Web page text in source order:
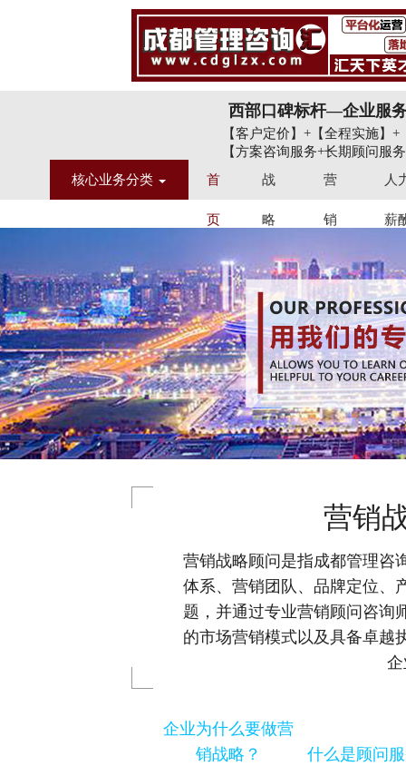
西部口碑标杆—企业服
【客户定价】+【全程实施】
【方案咨询服务+长期顾问服
核心业务分类
首
页
战
略
定
位
营
销
牌
人
薪
股
营销
营销战略顾问是指成都管理咨
体系、营销团队、品牌定位、
题，并通过专业营销顾问咨询
的市场营销模式以及具备卓越
企业为什么要做营
销战略？
什么是顾问